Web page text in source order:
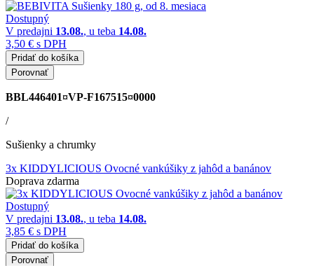
Dostupný
V predajni 13.08., u teba 14.08.
3,50 € s DPH
Pridať do košíka
Porovnať
BBL446401¤VP-F167515¤0000
/
Sušienky a chrumky
3x KIDDYLICIOUS Ovocné vankúšiky z jahôd a banánov
Doprava zdarma
Dostupný
V predajni 13.08., u teba 14.08.
3,85 € s DPH
Pridať do košíka
Porovnať